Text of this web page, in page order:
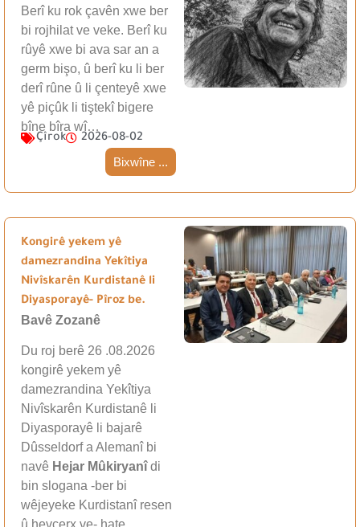
Berî ku rok çavên xwe ber
bi rojhilat ve veke. Berî ku
rûyê xwe bi ava sar an a
germ bişo, û berî ku li ber
derî rûne û li çenteyê xwe
yê piçûk li tiştekî bigere
bîne bîra wî…
Çîrok 2026-08-02
Bixwîne ...
Kongirê yekem yê
damezrandina Yekîtiya
Nivîskarên Kurdistanê li
Diyasporayê- Pîroz be.
Bavê Zozanê
Du roj berê 26 .08.2026
kongirê yekem yê
damezrandina Yekîtiya
Nivîskarên Kurdistanê li
Diyasporayê li bajarê
Dûsseldorf a Alemanî bi
navê Hejar Mûkiryanîdi
bin slogana -ber bi
wêjeyeke Kurdistanî resen
û hevçerx ve- hate